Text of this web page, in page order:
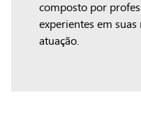
composto por
experientes em suas
atuação.